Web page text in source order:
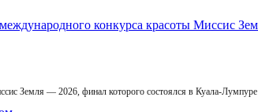
Земля — 2026, финал которого состоялся в Куала-Лумпуре